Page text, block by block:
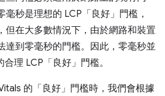
秒是理想的 LCP「良好」門檻，
但在大多數情況下，由於網路和裝置
達到零毫秒的門檻。因此，零毫秒並
理 LCP「良好」門檻。
的「良好」門檻時，我們會根據